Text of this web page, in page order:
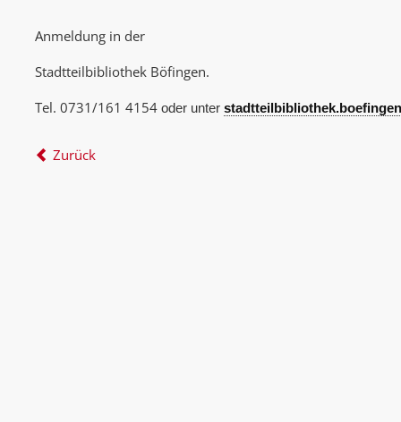
Anmeldung in der
Stadtteilbibliothek Böfingen.
Tel. 0731/161 4154oder unter
Zurück